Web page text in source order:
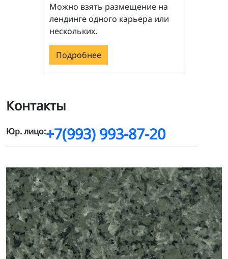
Можно взять размещение на
лендинге одного карьера или
нескольких.
Подробнее
Контакты
Юр. лицо:+7(993) 993-87-20